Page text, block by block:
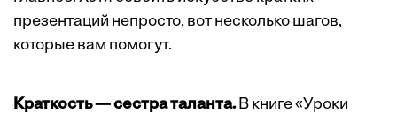
презентаций непросто, вот несколько шагов,
которые вам помогут.
Краткость — сестра таланта.В книге «Уроки